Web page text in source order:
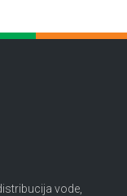
vode,